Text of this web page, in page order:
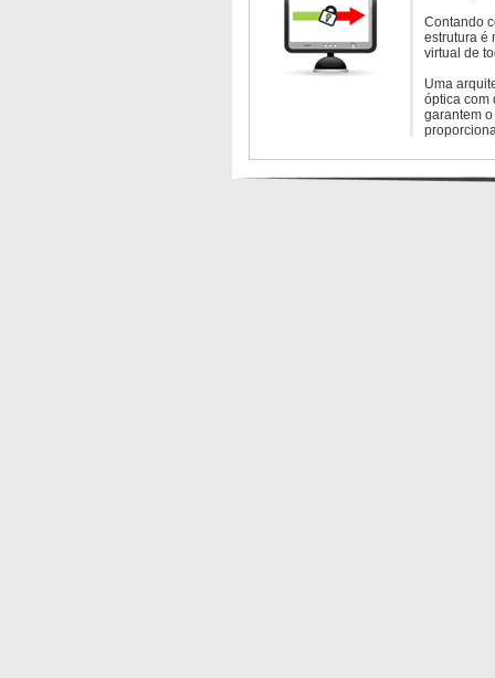
Contando
estrutura é
virtual de
Uma
óptica com
garantem